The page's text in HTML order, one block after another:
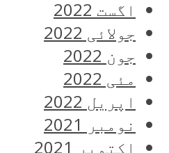
اگست 2022
جولائی 2022
جون 2022
مئی 2022
اپریل 2022
نومبر 2021
اکتوبر 2021